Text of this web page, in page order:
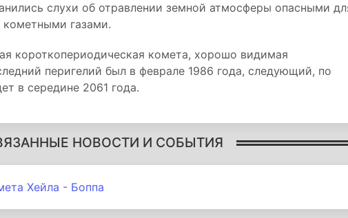
слухи об отравлении земной атмосферы опасными
газами.
короткопериодическая комета, хорошо видимая
перигелий был в феврале 1986 года, следующий, по
в середине 2061 года.
НОВОСТИ И СОБЫТИЯ
Хейла - Боппа